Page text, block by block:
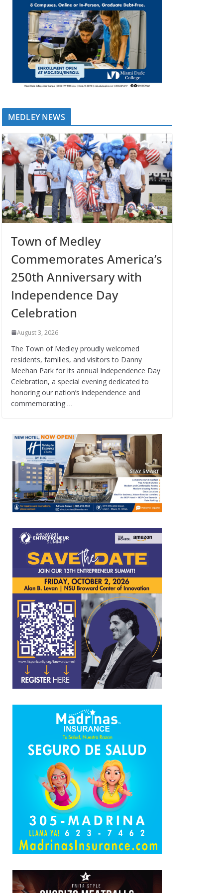
MEDLEY NEWS
Town of Medley
Commemorates America’s
250th Anniversary with
Independence Day
Celebration
August 3, 2026
The Town of Medley proudly welcomed
residents, families, and visitors to Danny
Meehan Park for its annual Independence Day
Celebration, a special evening dedicated to
honoring our nation’s independence and
commemorating …